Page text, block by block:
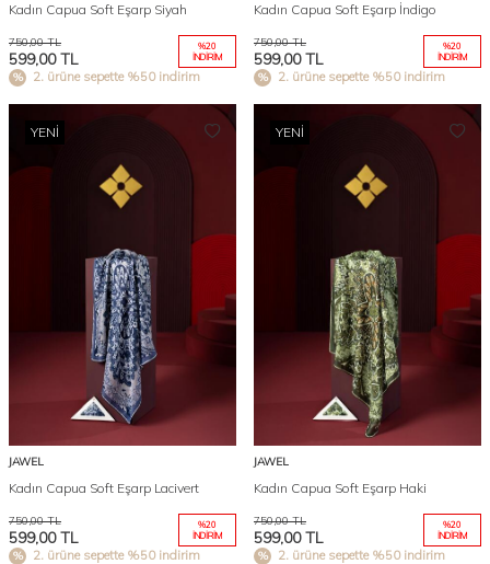
Kadın Capua Soft Eşarp Siyah
750,00TL
599,00TL
%20
İNDIRIM
2. ürüne sepette %50 indirim
Kadın Capua Soft Eşarp İndigo
750,00TL
599,00TL
%20
İNDIRIM
2. ürüne sepette %50 indirim
YENI
JAWEL
Kadın Capua Soft Eşarp Lacivert
750,00TL
599,00TL
%20
İNDIRIM
2. ürüne sepette %50 indirim
YENI
JAWEL
Kadın Capua Soft Eşarp Haki
750,00TL
599,00TL
%20
İNDIRIM
2. ürüne sepette %50 indirim